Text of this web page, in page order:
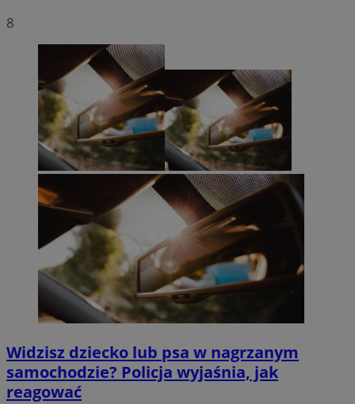
8
Widzisz dziecko lub psa w nagrzanym
samochodzie? Policja wyjaśnia, jak
reagować